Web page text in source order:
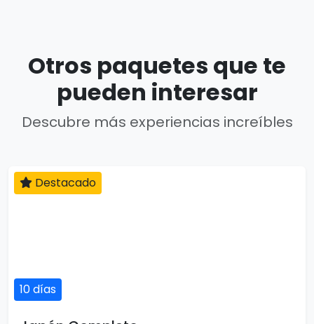
Otros paquetes que te
pueden interesar
Descubre más experiencias increíbles
10 días
Destacado